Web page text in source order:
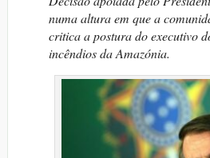
numa altura em que a
critica a postura do executivo
incêndios da Amazónia.